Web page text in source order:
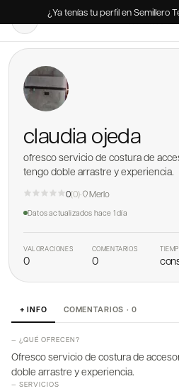
¿Ya tenías tu perfil en Semillero
claudia ojeda
ofresco servicio de costura de
tengo doble arrastre y experiencia.
0(0)· Merlo
Datos actualizados hace 1 día
VALORACIONES
0
COMENTARIOS
0
+ INFO COMENTARIOS · 0
— ¿QUÉ OFRECEN?
Ofresco servicio de costura de
doble arrastre y experiencia.
— SERVICIOS